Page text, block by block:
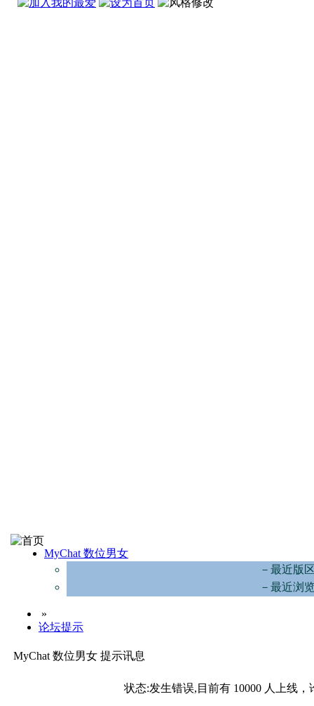
MyChat 数位男女
－最近版
－最近浏
»
论坛提示
MyChat 数位男女 提示讯息
状态:发生错误,目前有 10000 人上线